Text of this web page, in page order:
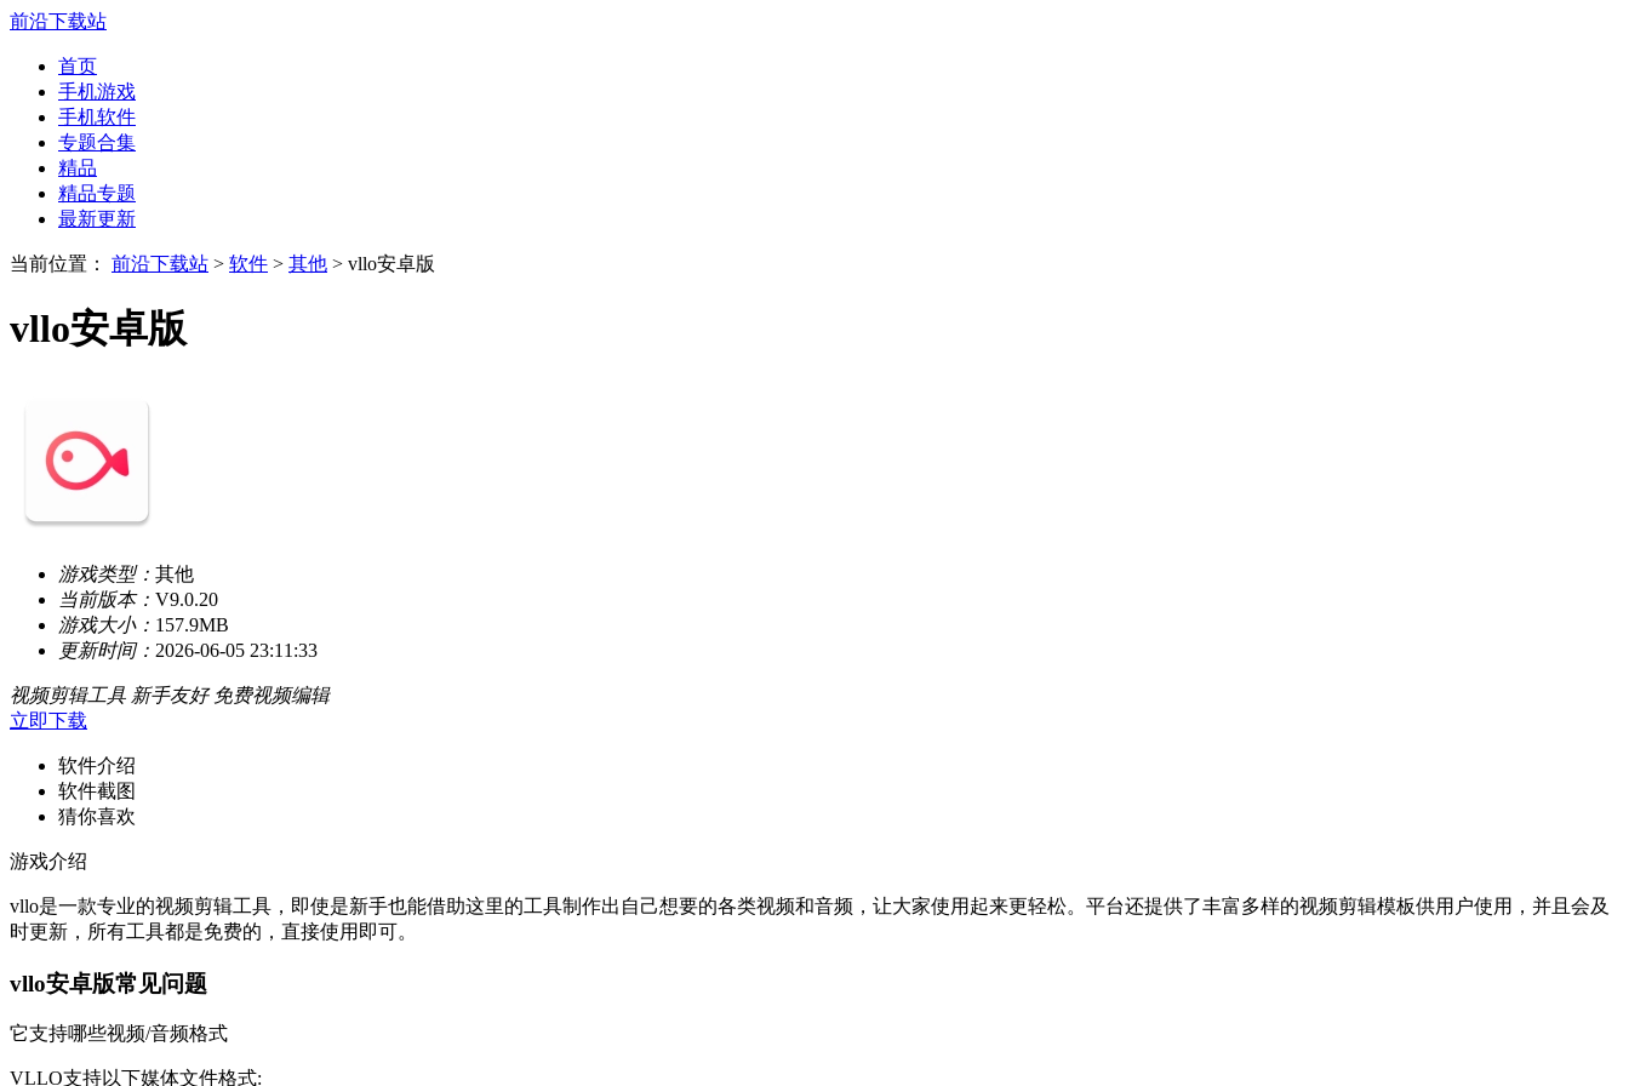
前沿下载站
首页
手机游戏
手机软件
专题合集
精品
精品专题
最新更新
当前位置： 前沿下载站 > 软件 > 其他 > vllo安卓版
vllo安卓版
游戏类型： 其他
当前版本： V9.0.20
游戏大小： 157.9MB
更新时间： 2026-06-05 23:11:33
视频剪辑工具 新手友好 免费视频编辑
立即下载
软件介绍
软件截图
猜你喜欢
游戏介绍
vllo是一款专业的视频剪辑工具，即使是新手也能借助这里的工具制作出自己想要的各类视频和音频，让大家使用起来更轻松。平台还提供了丰富多样的视频剪辑模板供用户使用，并且会及
时更新，所有工具都是免费的，直接使用即可。
vllo安卓版常见问题
它支持哪些视频/音频格式
VLLO支持以下媒体文件格式: